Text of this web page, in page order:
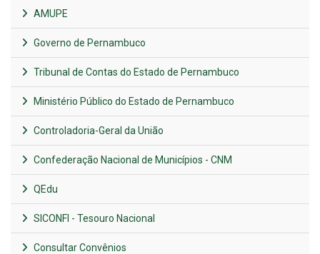
AMUPE
Governo de Pernambuco
Tribunal de Contas do Estado de Pernambuco
Ministério Público do Estado de Pernambuco
Controladoria-Geral da União
Confederação Nacional de Municípios - CNM
QEdu
SICONFI - Tesouro Nacional
Consultar Convênios